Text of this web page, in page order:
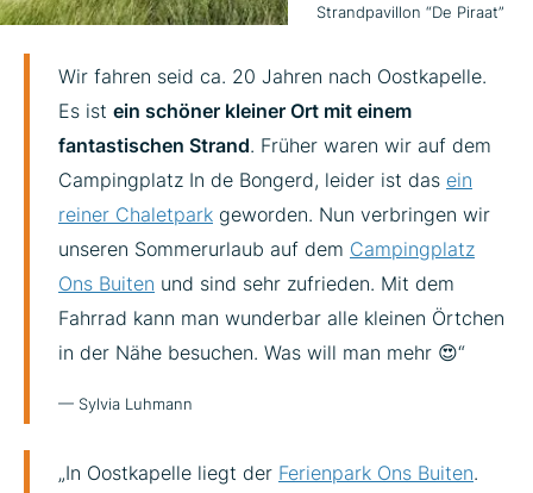
Strandpavillon “De Piraat”
Wir fahren seid ca. 20 Jahren nach Oostkapelle.
Es ist ein schöner kleiner Ort mit einem
fantastischen Strand. Früher waren wir auf dem
Campingplatz In de Bongerd, leider ist das ein
reiner Chaletpark geworden. Nun verbringen wir
unseren Sommerurlaub auf dem Campingplatz
Ons Buiten und sind sehr zufrieden. Mit dem
Fahrrad kann man wunderbar alle kleinen Örtchen
in der Nähe besuchen. Was will man mehr 😍“
— Sylvia Luhmann
„In Oostkapelle liegt der Ferienpark Ons Buiten.